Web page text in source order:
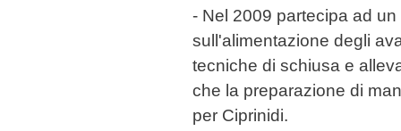
- Nel 2009 partecipa ad
sull'alimentazione degli
tecniche di schiusa e
che la preparazione di
per Ciprinidi.